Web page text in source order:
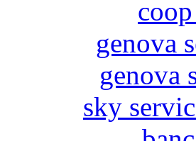
genova
genova
sky